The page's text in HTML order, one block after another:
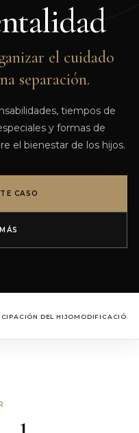
el cuidado
separación.
tiempos de
y formas de
el bienestar de los hijos.
CASO
DEL HIJOMODIFICACIÓN